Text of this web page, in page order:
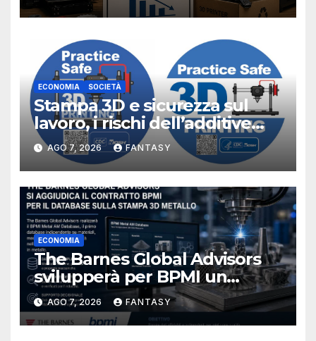
ECONOMIA SOCIETÀ
Stampa 3D e sicurezza sul
lavoro, i rischi dell’additive
manufacturing secondo
NIOSH
AGO 7, 2026 FANTASY
ECONOMIA
The Barnes Global Advisors
svilupperà per BPMI un
database per la stampa 3D
metallica destinata alla filiera
navale statunitense
AGO 7, 2026 FANTASY